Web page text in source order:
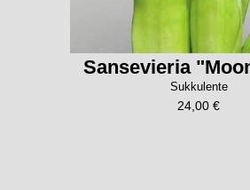
Sansevieria
Sukkulente
24,00 €